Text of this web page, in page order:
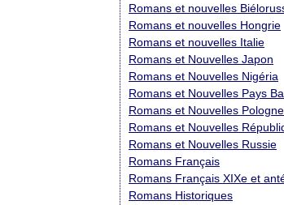
Romans et nouvelles
Romans et nouvelles Hongrie
Romans et nouvelles Italie
Romans et Nouvelles Japon
Romans et Nouvelles Nigéria
Romans et Nouvelles Pays
Romans et Nouvelles Pologne
Romans et Nouvelles
Romans et Nouvelles Russie
Romans Français
Romans Français XIXe et
Romans Historiques